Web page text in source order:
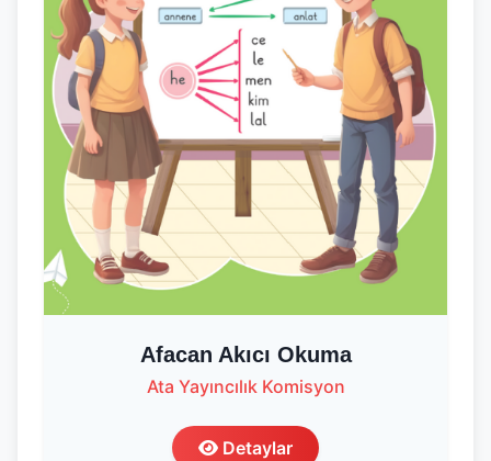
Afacan Akıcı Okuma
Ata Yayıncılık Komisyon
Detaylar